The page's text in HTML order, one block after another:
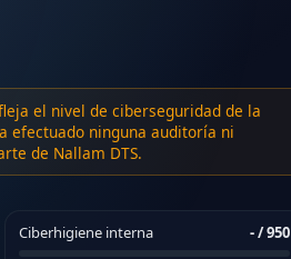
el nivel de ciberseguridad de la
efectuado ninguna auditoría ni
de Nallam DTS.
Ciberhigiene interna -/ 950